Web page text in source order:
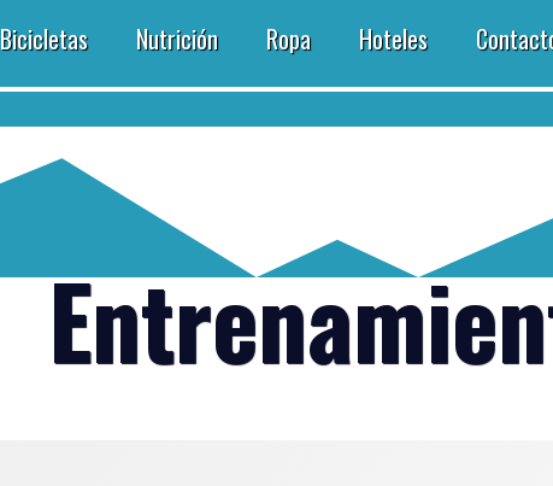
Bicicletas Nutrición Ropa Hoteles